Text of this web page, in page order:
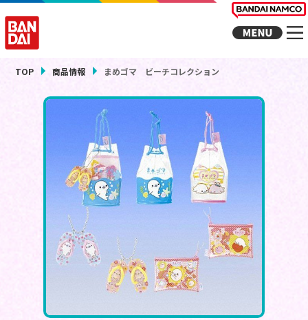
TOP 商品情報 まめゴマ ビーチコレクション